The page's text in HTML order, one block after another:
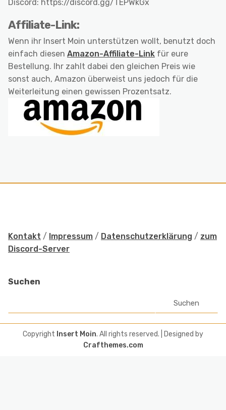
Discord: https://discord.gg/TEPWkGx
Affiliate-Link:
Wenn ihr Insert Moin unterstützen wollt, benutzt doch
einfach diesen Amazon-Affiliate-Link für eure
Bestellung. Ihr zahlt dabei den gleichen Preis wie
sonst auch, Amazon überweist uns jedoch für die
Weiterleitung einen gewissen Prozentsatz.
Kontakt / Impressum / Datenschutzerklärung / zum
Discord-Server
Suchen
Suchen
Copyright Insert Moin. All rights reserved.
| Designed by
Crafthemes.com